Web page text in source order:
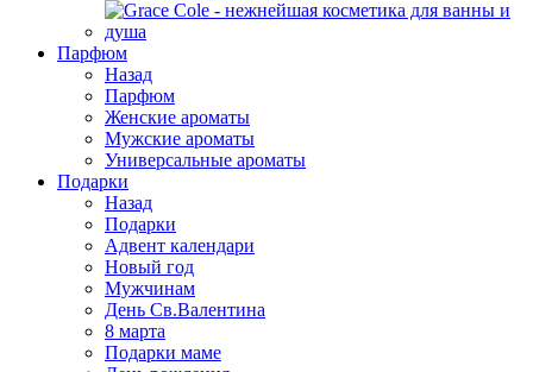
Парфюм
Назад
Парфюм
Женские ароматы
Мужские ароматы
Универсальные ароматы
Подарки
Назад
Подарки
Адвент календари
Новый год
Мужчинам
День Св.Валентина
8 марта
Подарки маме